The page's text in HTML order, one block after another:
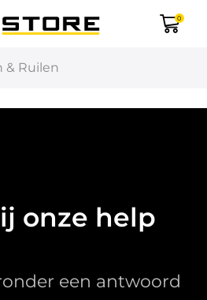
0
& Ruilen
onze help
een antwoord